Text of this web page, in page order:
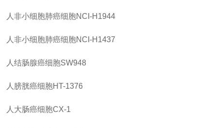
人非小细胞肺癌细胞NCI-H1944
人非小细胞肺癌细胞NCI-H1437
人结肠腺癌细胞SW948
人膀胱癌细胞HT-1376
人大肠癌细胞CX-1